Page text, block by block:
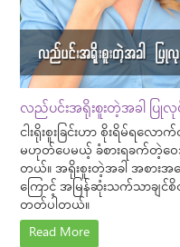
လည်ပင်းအရိုးစူးတဲ့အခါ ပြုလု
ငါးရိုးစူးခြင်းဟာ စိုးရိမ်ရလေ
မဟုတ်ပေမယ့် ခံစားရခက်တဲ့ဝေ
တယ်။ အရိုးစူးတဲ့အခါ အစား
ကြောင့် အမြန်ဆုံးသက်သာခ
တတ်ပါတယ်။
Read More